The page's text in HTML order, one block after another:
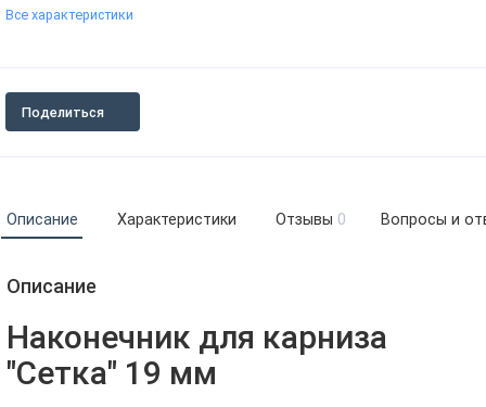
Все характеристики
Поделиться
Описание Характеристики Отзывы 0 Вопросы и
Описание
Наконечник для карниза
"Сетка" 19 мм